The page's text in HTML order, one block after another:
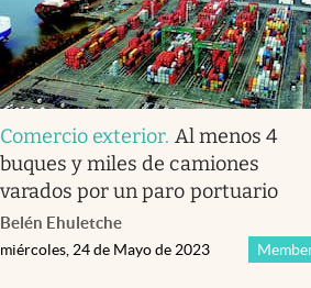
Comercio exterior. Al menos 4
buques y miles de camiones
varados por un paro portuario
Belén Ehuletche
miércoles, 24 de Mayo de 2023